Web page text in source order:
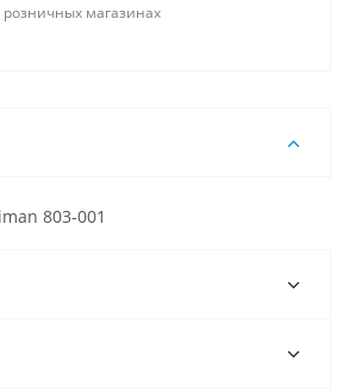
розничных магазинах
803-001